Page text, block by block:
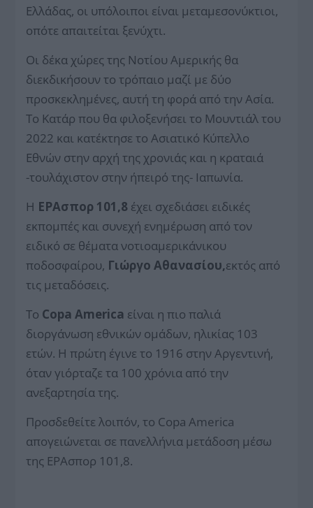
Ελλάδας, οι υπόλοιποι είναι μεταμεσονύκτιοι,
οπότε απαιτείται ξενύχτι.
Οι δέκα χώρες της Νοτίου Αμερικής θα
διεκδικήσουν το τρόπαιο μαζί με δύο
προσκεκλημένες, αυτή τη φορά από την Ασία.
Το Κατάρ που θα φιλοξενήσει το Μουντιάλ του
2022 και κατέκτησε το Ασιατικό Κύπελλο
Εθνών στην αρχή της χρονιάς και η κραταιά
-τουλάχιστον στην ήπειρό της- Ιαπωνία.
Η ΕΡΑσπορ 101,8 έχει σχεδιάσει ειδικές
εκπομπές και συνεχή ενημέρωση από τον
ειδικό σε θέματα νοτιοαμερικάνικου
ποδοσφαίρου, Γιώργο Αθανασίου,εκτός από
τις μεταδόσεις.
Το Copa America είναι η πιο παλιά
διοργάνωση εθνικών ομάδων, ηλικίας 103
ετών. Η πρώτη έγινε το 1916 στην Αργεντινή,
όταν γιόρταζε τα 100 χρόνια από την
ανεξαρτησία της.
Προσδεθείτε λοιπόν, το Copa America
απογειώνεται σε πανελλήνια μετάδοση μέσω
της ΕΡΑσπορ 101,8.